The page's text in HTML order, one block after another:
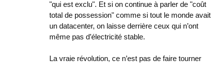
"qui est exclu". Et si on continue à parler de "coût
total de possession" comme si tout le monde avait
un datacenter, on laisse derrière ceux qui n’ont
même pas d’électricité stable.
La vraie révolution, ce n’est pas de faire tourner